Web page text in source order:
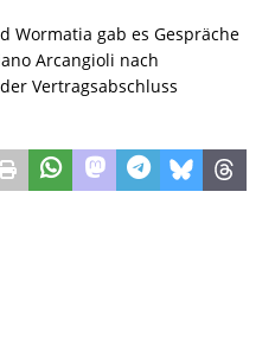
Wormatia gab es Gespräche
Arcangioli nach
Vertragsabschluss